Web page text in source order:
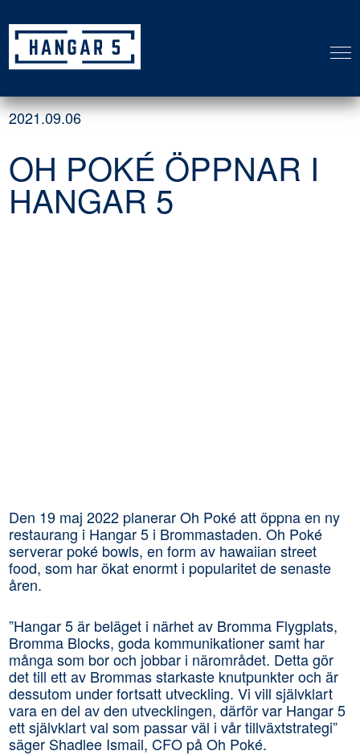
2021.09.06
OH POKÉ ÖPPNAR I
HANGAR 5
Den 19 maj 2022 planerar Oh Poké att öppna en ny
restaurang i Hangar 5 i Brommastaden. Oh Poké
serverar poké bowls, en form av hawaiian street
food, som har ökat enormt i popularitet de senaste
åren.
”Hangar 5 är beläget i närhet av Bromma Flygplats,
Bromma Blocks, goda kommunikationer samt har
många som bor och jobbar i närområdet. Detta gör
det till ett av Brommas starkaste knutpunkter och är
dessutom under fortsatt utveckling. Vi vill självklart
vara en del av den utvecklingen, därför var Hangar 5
ett självklart val som passar väl i vår tillväxtstrategi”
säger Shadlee Ismail, CFO på Oh Poké.
KONTAKTA OSS
Vill du veta mer om Hangar 5? Vi hjälper dig
gärna.
Läs mer om hur vi hanterar dina uppgifter.
KONTAKTPERSONER FÖR UTHYRNING